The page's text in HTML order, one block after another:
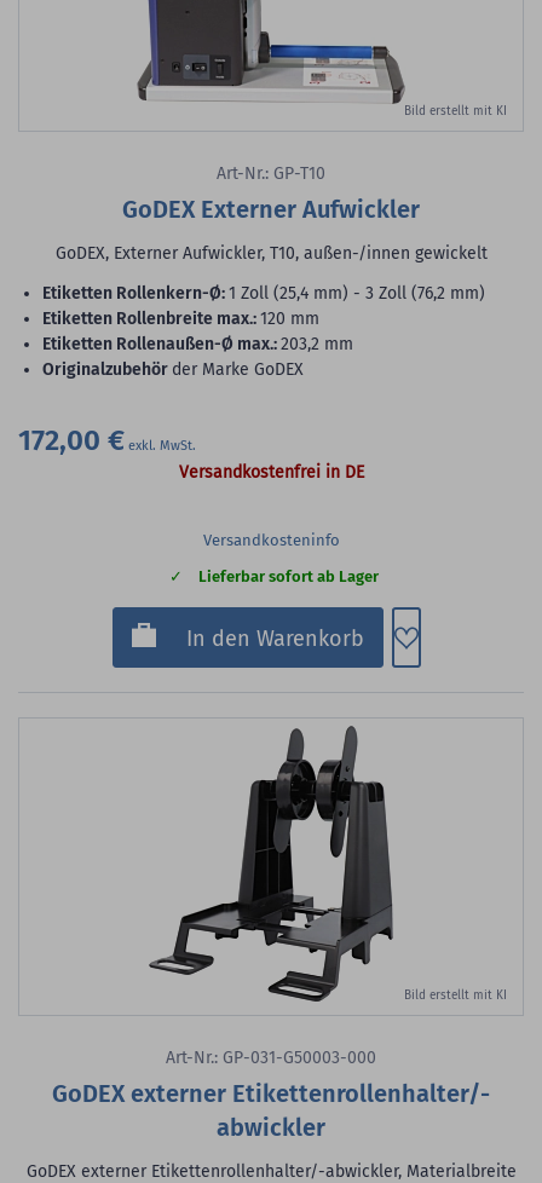
Bild erstellt mit KI
Art-Nr.: GP-T10
GoDEX Externer Aufwickler
GoDEX, Externer Aufwickler, T10, außen-/innen gewickelt
Etiketten Rollenkern-Ø:1 Zoll (25,4 mm) - 3 Zoll (76,2 mm)
Etiketten Rollenbreite max.:120 mm
Etiketten Rollenaußen-Ø max.:203,2 mm
Originalzubehör der Marke GoDEX
172,00 €
Versandkostenfrei in DE
Versandkosteninfo
Lieferbar sofort ab Lager
In den Warenkorb Zum
Bild erstellt mit KI
Art-Nr.: GP-031-G50003-000
GoDEX externer Etikettenrollenhalter/-
abwickler
GoDEX externer Etikettenrollenhalter/-abwickler, Materialbreite